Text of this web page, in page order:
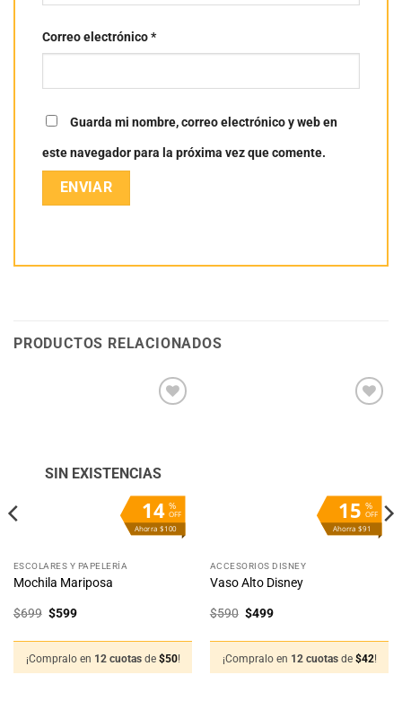
Correo electrónico*
Guarda mi nombre, correo electrónico y web en
este navegador para la próxima vez que comente.
PRODUCTOS RELACIONADOS
%
OFF
14
Ahorra $100
deseos
SIN EXISTENCIAS
ESCOLARES Y PAPELERÍA
Mochila Mariposa
$699 El
$699.
$599El
$599.
¡Compralo en 12 cuotas de $50!
%
OFF
15
Ahorra $91
ACCESORIOS DISNEY
Vaso Alto Disney
$590 El
$590.
$499El
$499.
¡Compralo en 12 cuotas de $42!